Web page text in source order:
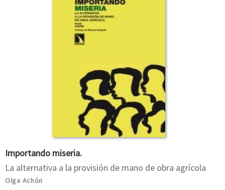
Importando miseria.
La alternativa a la provisión de mano de obra agrícola
Olga Achón